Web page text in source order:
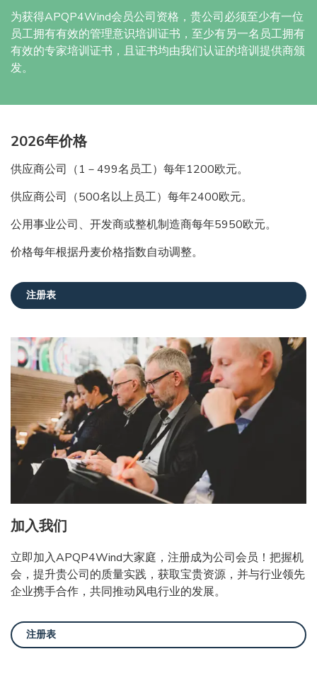
为获得APQP4Wind会员公司资格，贵公司必须至少有一位
员工拥有有效的管理意识培训证书，至少有另一名员工拥有
有效的专家培训证书，且证书均由我们认证的培训提供商颁
发。
2026年价格
供应商公司（1－499名员工）每年1200欧元。
供应商公司（500名以上员工）每年2400欧元。
公用事业公司、开发商或整机制造商每年5950欧元。
价格每年根据丹麦价格指数自动调整。
注册表
加入我们
立即加入APQP4Wind大家庭，注册成为公司会员！把握机
会，提升贵公司的质量实践，获取宝贵资源，并与行业领先
企业携手合作，共同推动风电行业的发展。
注册表